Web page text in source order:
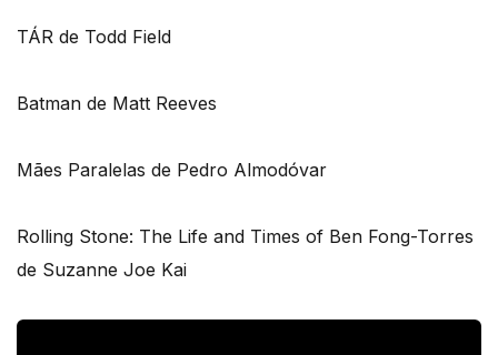
TÁR de Todd Field
Batman de Matt Reeves
Mães Paralelas de Pedro Almodóvar
Rolling Stone: The Life and Times of Ben Fong-Torres
de Suzanne Joe Kai